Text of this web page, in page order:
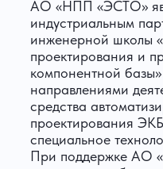
АО «НПП «ЭСТО»
индустриальным
инженерной школы
проектирования и
компонентной
направлениями
средства
проектирования
специальное
При поддержке АО